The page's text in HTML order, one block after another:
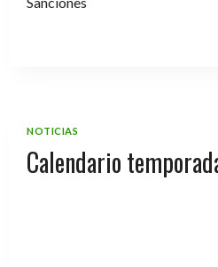
NOTICIAS
Calendario